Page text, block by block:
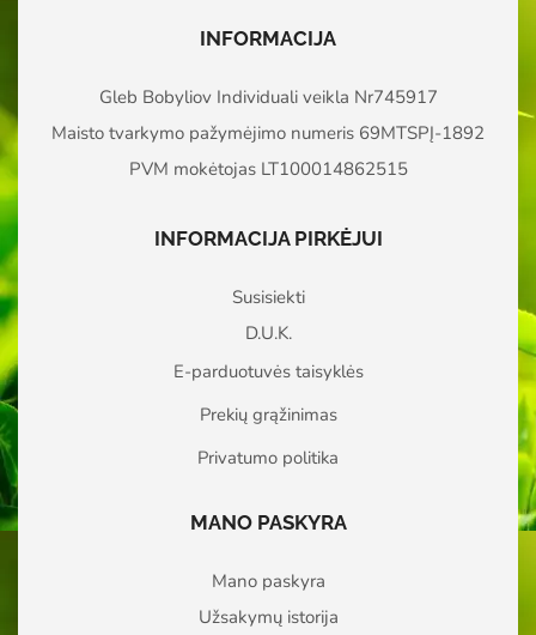
INFORMACIJA
Gleb Bobyliov Individuali veikla Nr745917
Maisto tvarkymo pažymėjimo numeris 69MTSPĮ-1892
PVM mokėtojas LT100014862515
INFORMACIJA PIRKĖJUI
Susisiekti
D.U.K.
E-parduotuvės taisyklės
Prekių grąžinimas
Privatumo politika
MANO PASKYRA
Mano paskyra
Užsakymų istorija